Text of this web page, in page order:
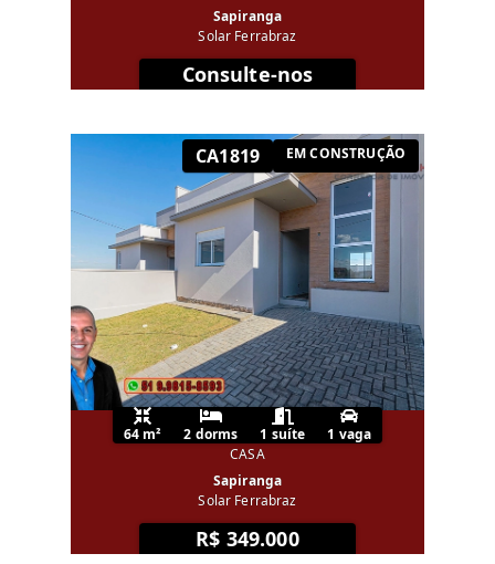
Sapiranga
Solar Ferrabraz
Consulte-nos
CA1819 EM CONSTRUÇÃO
64 m² 2 dorms 1 suíte
1 vaga
CASA
Sapiranga
Solar Ferrabraz
R$ 349.000